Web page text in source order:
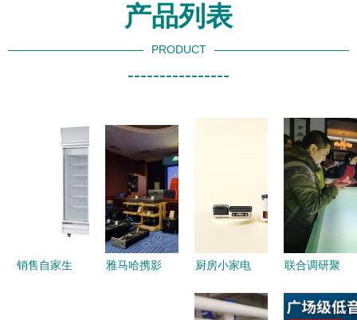
产品列表
PRODUCT
----------------
销售自家生
雅马哈携影
厨房小家电
减，品牌如
联合调研聚
园 共谋家